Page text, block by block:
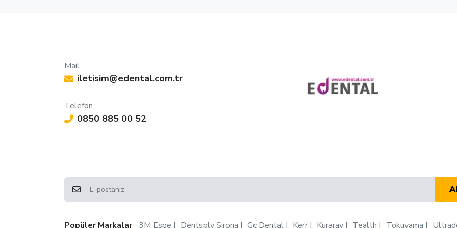
Mail
iletisim@edental.com.tr
Telefon
0850 885 00 52
Popüler Markalar 3M Espe Dentsply Sirona Gc Dental Kerr Kuraray Tealth Tokuyama